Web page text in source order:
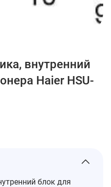
внутренний
Haier HSU-
блок для